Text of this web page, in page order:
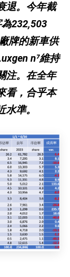
退。今年截
232,503
牌的新車供
n⁷維持
注。在全年
看，合乎本
準。